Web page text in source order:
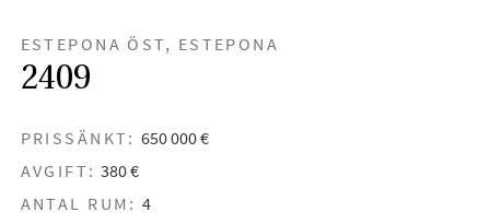
ESTEPONA ÖST, ESTEPONA
2409
PRISSÄNKT: 650 000 €
AVGIFT: 380 €
ANTAL RUM: 4